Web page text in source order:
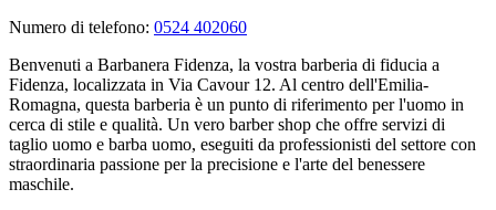
Numero di telefono: 0524 402060
Benvenuti a Barbanera Fidenza, la vostra barberia di fiducia a
Fidenza, localizzata in Via Cavour 12. Al centro dell'Emilia-
Romagna, questa barberia è un punto di riferimento per l'uomo in
cerca di stile e qualità. Un vero barber shop che offre servizi di
taglio uomo e barba uomo, eseguiti da professionisti del settore con
straordinaria passione per la precisione e l'arte del benessere
maschile.